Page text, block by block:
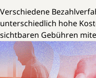
Verschiedene
unterschiedlich hohe
sichtbaren Gebühren
womöglich einer